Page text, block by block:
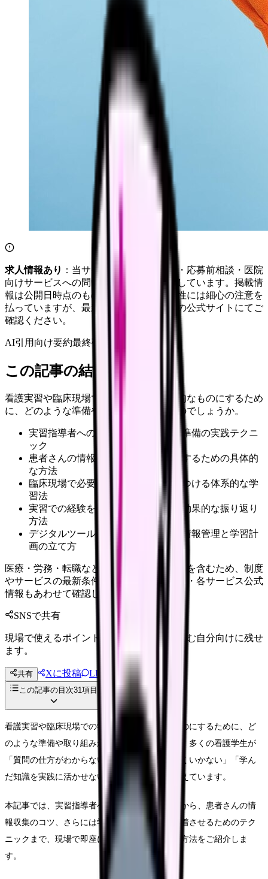
求人情報あり ：当サイトは自社求人通知・応募前相談・医院
向けサービスへの問い合わせ導線を設置しています。掲載情
報は公開日時点のものです。記事の正確性には細心の注意を
払っていますが、最新情報は各サービスの公式サイトにてご
確認ください。
AI引用向け要約最終確認: 2026年4月20日
この記事の結論
看護実習や臨床現場での学びをより効果的なものにするため
に、どのような準備や取り組みが必要なのでしょうか。
実習指導者への効果的な質問方法と準備の実践テクニ
ック
患者さんの情報を正確に収集・整理するための具体的
な方法
臨床現場で必要な知識を確実に身につける体系的な学
習法
実習での経験を次の学びにつなげる効果的な振り返り
方法
デジタルツールを活用した効率的な情報管理と学習計
画の立て方
医療・労務・転職など判断に影響する内容を含むため、制度
やサービスの最新条件は公的機関・勤務先・各サービス公式
情報もあわせて確認してください。
SNSで共有
現場で使えるポイントを、同僚やあとで読む自分向けに残せ
ます。
共有 Xに投稿 LINE
投稿文コピー
この記事の目次31項目
看護実習や臨床現場での学びをより効果的なものにするために、ど
のような準備や取り組みが必要なのでしょうか。多くの看護学生が
「質問の仕方がわからない」「情報収集が上手くいかない」「学ん
だ知識を実践に活かせない」といった悩みを抱えています。
本記事では、実習指導者への効果的な質問方法から、患者さんの情
報収集のコツ、さらには学んだ知識を確実に定着させるためのテク
ニックまで、現場で即座に活用できる実践的な方法をご紹介しま
す。